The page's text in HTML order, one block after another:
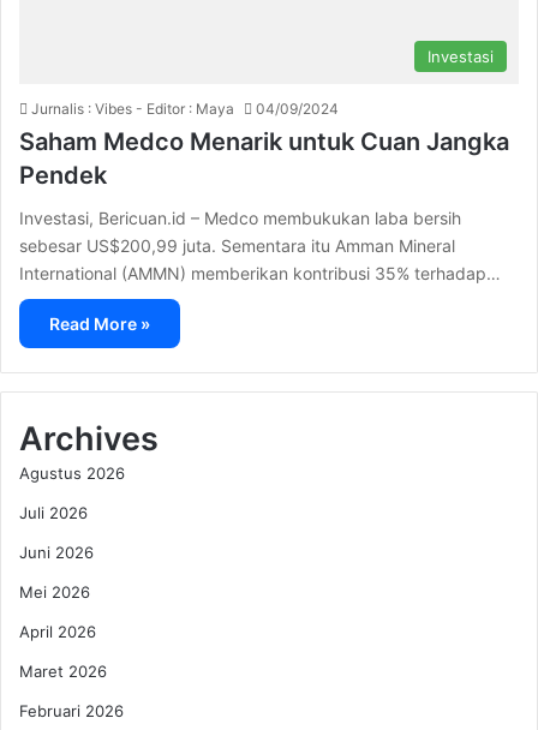
Investasi
Jurnalis : Vibes - Editor : Maya 04/09/2024
Saham Medco Menarik untuk Cuan Jangka
Pendek
Investasi, Bericuan.id – Medco membukukan laba bersih
sebesar US$200,99 juta. Sementara itu Amman Mineral
International (AMMN) memberikan kontribusi 35% terhadap…
Read More »
Archives
Agustus 2026
Juli 2026
Juni 2026
Mei 2026
April 2026
Maret 2026
Februari 2026